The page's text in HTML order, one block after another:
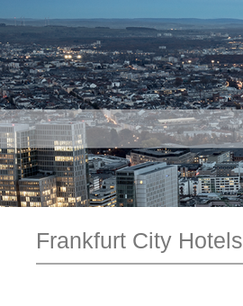
Frankfurt City Hotels